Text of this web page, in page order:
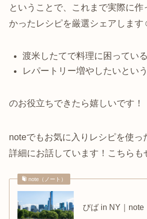
ということで、これまで実際に作
かったレシピを厳選シェアしま
渡米したてで料理に困ってい
レパートリー増やしたいとい
のお役立ちできたら嬉しいです！
noteでもお気に入りレシピを使っ
詳細にお話しています！こちらも
note（ノート）
びば in NY｜note